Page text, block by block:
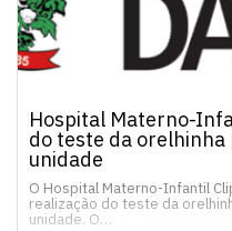
Hospital Materno-
do teste da
unidade
O Hospital Materno-Infantil
realização do teste da
unidade. O…